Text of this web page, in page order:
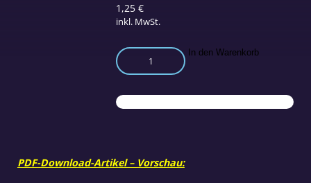
1,25€
inkl. MwSt.
Wildpflanzen
für
Küche
Teil
In den Warenkorb
PDF-Download-Artikel – Vorschau: